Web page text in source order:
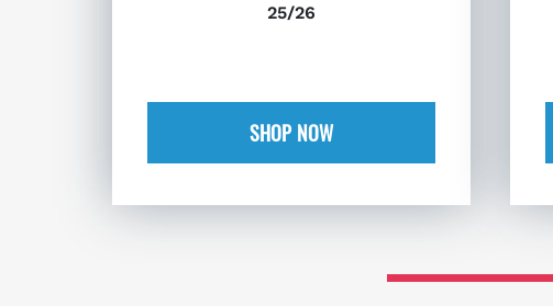
25/26
SHOP NOW